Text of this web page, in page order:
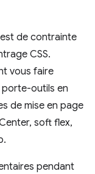
de contrainte
CSS.
vous faire
outils en
de mise en page
soft flex,
pendant